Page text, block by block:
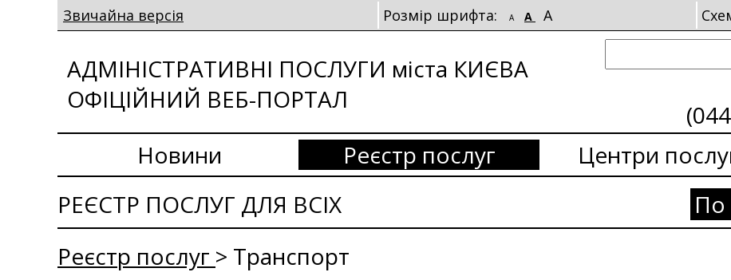
Звичайна версія Розмір шрифта: A A A
АДМІНІСТРАТИВНІ ПОСЛУГИ міста КИЄВА
ОФІЦІЙНИЙ ВЕБ-ПОРТАЛ
Новини
Реєстр послуг Центри
По
РЕЄСТР ПОСЛУГ ДЛЯ ВСІХ
Реєстр послуг > Транспорт